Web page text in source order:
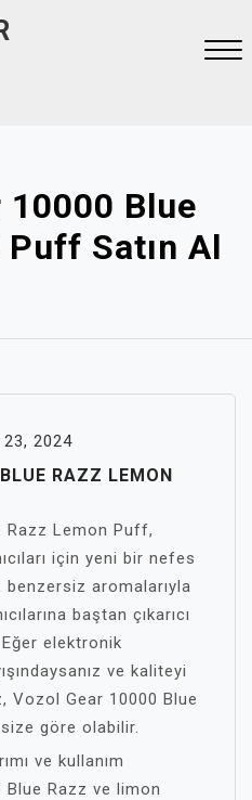
10000 Blue
Satın Al
2024
RAZZ LEMON
Razz Lemon Puff,
için yeni bir nefes
aromalarıyla
baştan çıkarıcı
elektronik
ve kaliteyi
Vozol Gear 10000 Blue
göre olabilir.
ve kullanım
Blue Razz ve limon